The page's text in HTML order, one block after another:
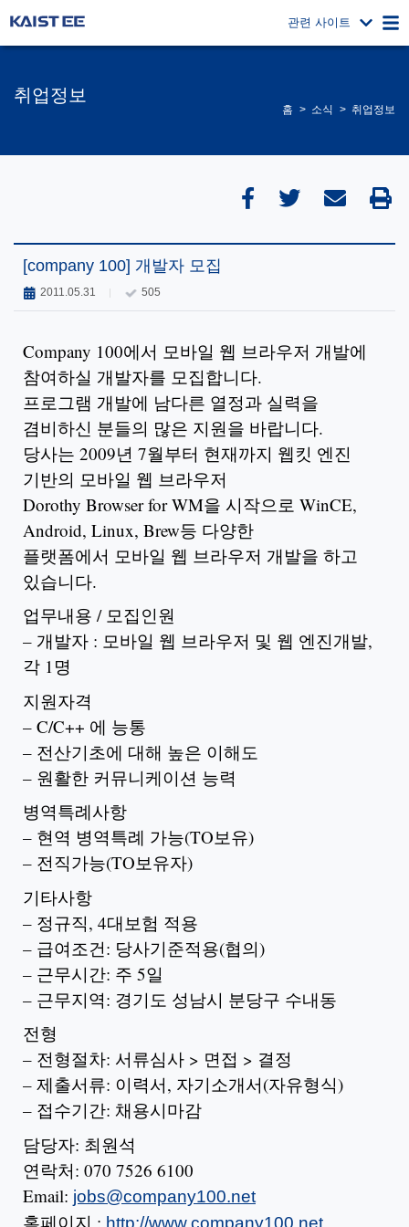
관련 사이트
취업정보
홈 소식 취업정보
[company 100] 개발자 모집
2011.05.31 505
Company 100에서 모바일 웹 브라우저 개발에
참여하실 개발자를 모집합니다.
프로그램 개발에 남다른 열정과 실력을
겸비하신 분들의 많은 지원을 바랍니다.
당사는 2009년 7월부터 현재까지 웹킷 엔진
기반의 모바일 웹 브라우저
Dorothy Browser for WM을 시작으로 WinCE,
Android, Linux, Brew등 다양한
플랫폼에서 모바일 웹 브라우저 개발을 하고
있습니다.
업무내용 / 모집인원
– 개발자 : 모바일 웹 브라우저 및 웹 엔진개발,
각 1명
지원자격
– C/C++ 에 능통
– 전산기초에 대해 높은 이해도
– 원활한 커뮤니케이션 능력
병역특례사항
– 현역 병역특례 가능(TO보유)
– 전직가능(TO보유자)
기타사항
– 정규직, 4대보험 적용
– 급여조건: 당사기준적용(협의)
– 근무시간: 주 5일
– 근무지역: 경기도 성남시 분당구 수내동
전형
– 전형절차: 서류심사 > 면접 > 결정
– 제출서류: 이력서, 자기소개서(자유형식)
– 접수기간: 채용시마감
담당자: 최원석
연락처: 070 7526 6100
Email: jobs@company100.net
홈페이지 : http://www.company100.net